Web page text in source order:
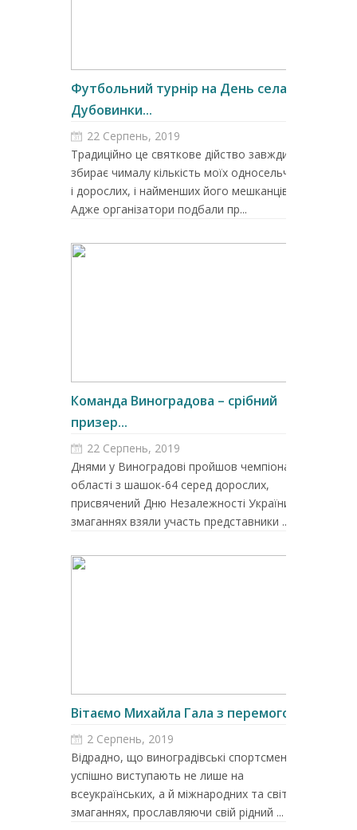
Футбольний турнір на День села
Дубовинки...
22 Серпень, 2019
Традиційно це святкове дійство завжди
збирає чималу кількість моїх односельчан –
і дорослих, і найменших його мешканців.
Адже організатори подбали пр...
Команда Виноградова – срібний
призер...
22 Серпень, 2019
Днями у Виноградові пройшов чемпіонат
області з шашок-64 серед дорослих,
присвячений Дню Незалежності України. У
змаганнях взяли участь представники ...
Вітаємо Михайла Гала з перемогою!...
2 Серпень, 2019
Відрадно, що виноградівські спортсмени
успішно виступають не лише на
всеукраїнських, а й міжнародних та світових
змаганнях, прославляючи свій рідний ...